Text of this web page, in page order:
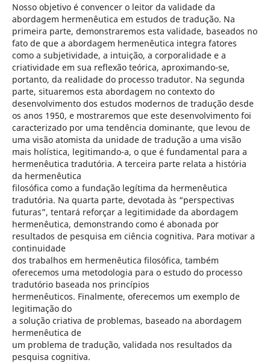
Nosso objetivo é convencer o leitor da validade da
abordagem hermenêutica em estudos de tradução. Na
primeira parte, demonstraremos esta validade, baseados no
fato de que a abordagem hermenêutica integra fatores
como a subjetividade, a intuição, a corporalidade e a
criatividade em sua reflexão teórica, aproximando-se,
portanto, da realidade do processo tradutor. Na segunda
parte, situaremos esta abordagem no contexto do
desenvolvimento dos estudos modernos de tradução desde
os anos 1950, e mostraremos que este desenvolvimento foi
caracterizado por uma tendência dominante, que levou de
uma visão atomista da unidade de tradução a uma visão
mais holística, legitimando-a, o que é fundamental para a
hermenêutica tradutória. A terceira parte relata a história
da hermenêutica
filosófica como a fundação legítima da hermenêutica
tradutória. Na quarta parte, devotada às “perspectivas
futuras”, tentará reforçar a legitimidade da abordagem
hermenêutica, demonstrando como é abonada por
resultados de pesquisa em ciência cognitiva. Para motivar a
continuidade
dos trabalhos em hermenêutica filosófica, também
oferecemos uma metodologia para o estudo do processo
tradutório baseada nos princípios
hermenêuticos. Finalmente, oferecemos um exemplo de
legitimação do
a solução criativa de problemas, baseado na abordagem
hermenêutica de
um problema de tradução, validada nos resultados da
pesquisa cognitiva.